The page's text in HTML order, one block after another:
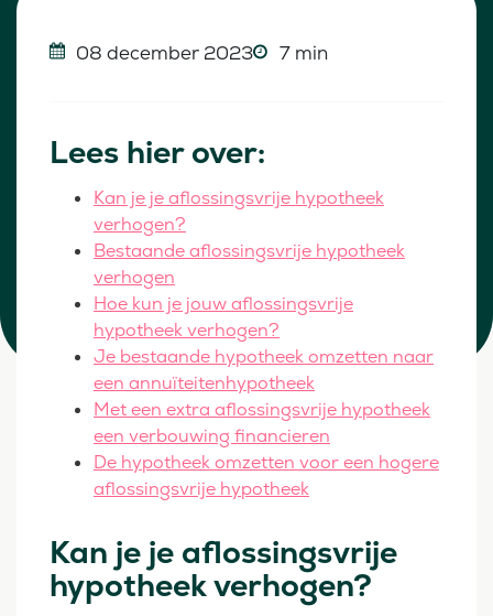
08 december 2023 7 min
Lees hier over:
Kan je je aflossingsvrije hypotheek
verhogen?
Bestaande aflossingsvrije hypotheek
verhogen
Hoe kun je jouw aflossingsvrije
hypotheek verhogen?
Je bestaande hypotheek omzetten naar
een annuïteitenhypotheek
Met een extra aflossingsvrije hypotheek
een verbouwing financieren
De hypotheek omzetten voor een hogere
aflossingsvrije hypotheek
Kan je je aflossingsvrije
hypotheek verhogen?